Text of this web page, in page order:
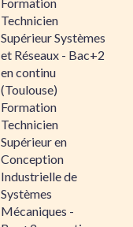
Technicien
Supérieur Systèmes
et Réseaux - Bac+2
en continu
(Toulouse)
Formation
Technicien
Supérieur en
Conception
Industrielle de
Systèmes
Mécaniques -